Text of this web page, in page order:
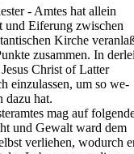
- Amtes hat allein
und Eiferung zwischen
Kirche
zusammen. In
Jesus Christ of Latter
einzulassen, um so we-
dazu hat.
mag auf
und Gewalt ward dem
verliehen, wodurch